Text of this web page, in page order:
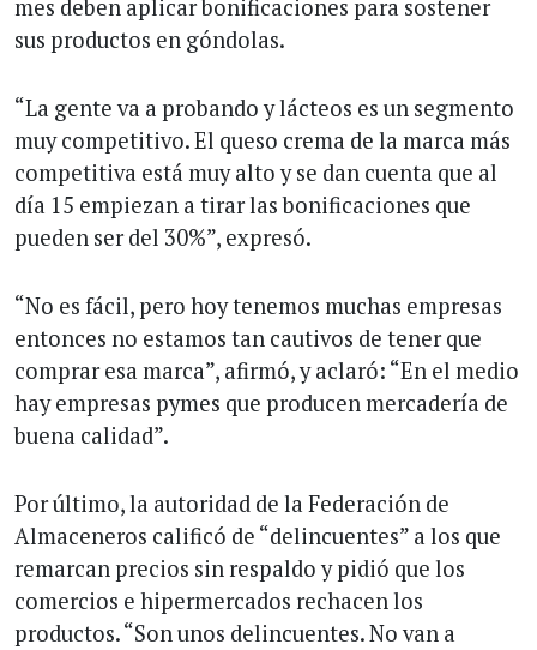
mes deben aplicar bonificaciones para sostener
sus productos en góndolas.
“La gente va a probando y lácteos es un segmento
muy competitivo. El queso crema de la marca más
competitiva está muy alto y se dan cuenta que al
día 15 empiezan a tirar las bonificaciones que
pueden ser del 30%”, expresó.
“No es fácil, pero hoy tenemos muchas empresas
entonces no estamos tan cautivos de tener que
comprar esa marca”, afirmó, y aclaró: “En el medio
hay empresas pymes que producen mercadería de
buena calidad”.
Por último, la autoridad de la Federación de
Almaceneros calificó de “delincuentes” a los que
remarcan precios sin respaldo y pidió que los
comercios e hipermercados rechacen los
productos. “Son unos delincuentes. No van a